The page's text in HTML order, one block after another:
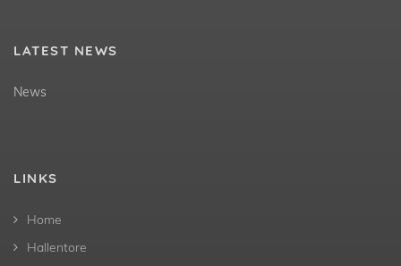
LATEST NEWS
News
LINKS
Home
Hallentore